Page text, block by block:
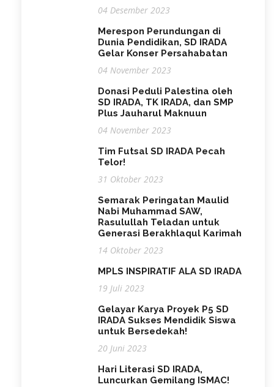
04 Desember 2023
Merespon Perundungan di
Dunia Pendidikan, SD IRADA
Gelar Konser Persahabatan
04 November 2023
Donasi Peduli Palestina oleh
SD IRADA, TK IRADA, dan SMP
Plus Jauharul Maknuun
04 November 2023
Tim Futsal SD IRADA Pecah
Telor!
31 Oktober 2023
Semarak Peringatan Maulid
Nabi Muhammad SAW,
Rasulullah Teladan untuk
Generasi Berakhlaqul Karimah
14 Oktober 2023
MPLS INSPIRATIF ALA SD IRADA
19 Juli 2023
Gelayar Karya Proyek P5 SD
IRADA Sukses Mendidik Siswa
untuk Bersedekah!
20 Juni 2023
Hari Literasi SD IRADA,
Luncurkan Gemilang ISMAC!